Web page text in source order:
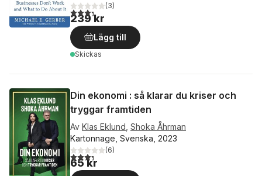
3,3utav 5 stjärnor. Totalt antal röster:
(3)
239 kr
Lägg till
Skickas
Din ekonomi : så klarar du kriser och
tryggar framtiden
Av Klas Eklund Shoka Åhrman
Kartonnage, Svenska, 2023
3,3utav 5 stjärnor. Totalt antal röster:
(6)
65 kr